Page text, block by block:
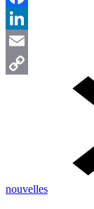
Facebook
LinkedIn
Email
nouvelles